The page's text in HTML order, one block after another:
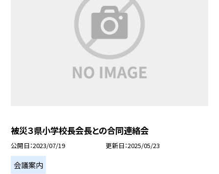
被災３県小学校長会長との合同連絡会
公開日 2023/07/19 更新日 2025/05/23
会議案内